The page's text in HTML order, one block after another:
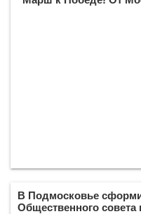
В Подмосковье
Общественного